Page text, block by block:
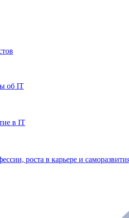
об IT
в IT
роста в карьере и